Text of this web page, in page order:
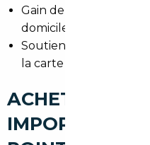
Gain de temps :
domicile ou point de
Soutien administratif
la carte grise.
ACHETER UNE
IMPORTÉE À